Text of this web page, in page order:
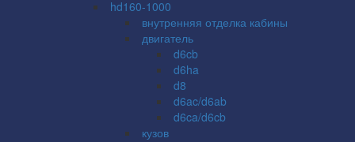
hd160-1000
внутренняя отделка кабины
двигатель
d6cb
d6ha
d8
d6ac/d6ab
d6ca/d6cb
кузов